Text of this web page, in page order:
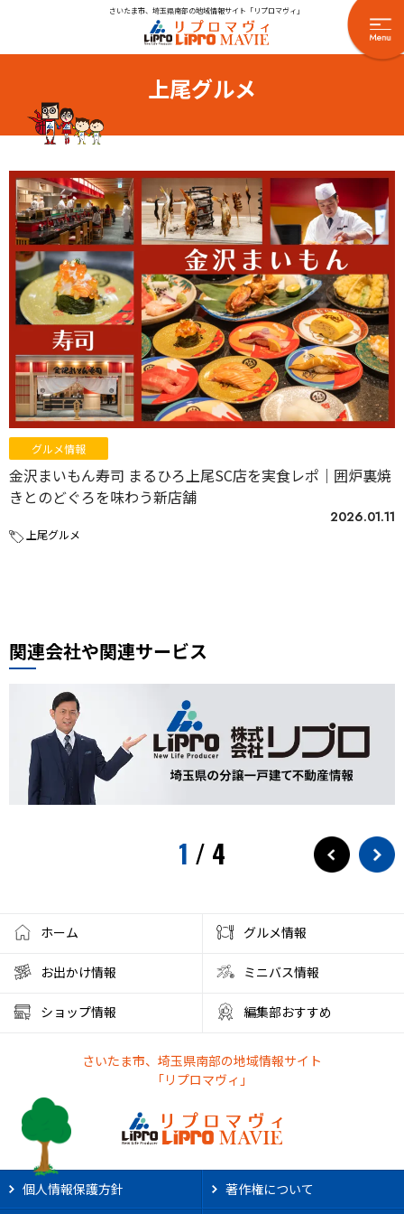
さいたま市、埼玉県南部の地域情報サイト「リプロマヴィ」
上尾グルメ
グルメ情報
金沢まいもん寿司 まるひろ上尾SC店を実食レポ｜囲炉裏焼
きとのどぐろを味わう新店舗
2026.01.11
上尾グルメ
関連会社や関連サービス
1 / 4
ホーム グルメ情報
お出かけ情報 ミニバス情報
ショップ情報 編集部おすすめ
さいたま市、埼玉県南部の地域情報サイト
「リプロマヴィ」
個人情報保護方針 著作権について